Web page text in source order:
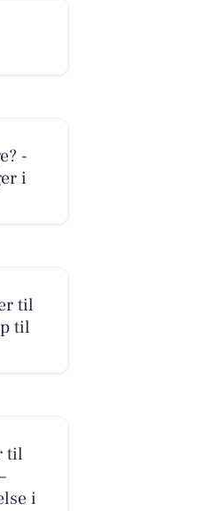
-
i
til
til
til
i